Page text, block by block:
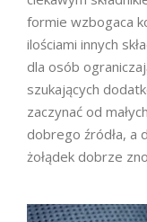
formie wzbogaca
ilościami innych
dla osób
szukających
zaczynać od
dobrego źródła, a
żołądek dobrze